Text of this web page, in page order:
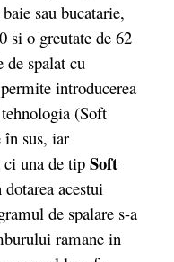
sau bucatarie,
si o greutate de 62
de spalat cu
introducerea
(Soft
în sus, iar
ci una de tipSoft
acestui
de spalare s-a
ramane in